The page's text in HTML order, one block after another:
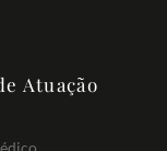
Atuação